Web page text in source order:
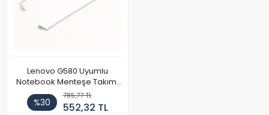
Lenovo G580 Uyumlu
Notebook Menteşe Takımı
(Model 1)
%30
785,77 TL
552,32 TL